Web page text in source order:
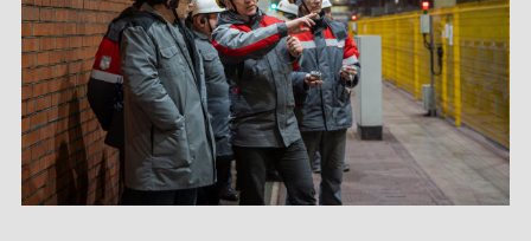
ЗДАНИЙ
ПРОЕКТИРОВАНИЕ
БЫСТРОВОЗВОДИМЫЕ
ЗДАНИЯ